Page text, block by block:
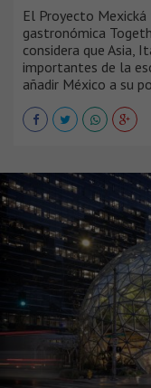
El Proyecto
gastronómica
considera que Asia,
importantes de la
añadir México a su